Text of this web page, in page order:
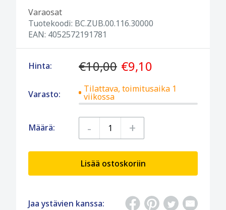
Varaosat
Tuotekoodi: BC.ZUB.00.116.30000
EAN: 4052572191781
Hinta: €10,00 €9,10
Varasto:
Tilattava, toimitusaika 1
viikossa
Määrä: - +
Lisää ostoskoriin
Jaa ystävien kanssa: